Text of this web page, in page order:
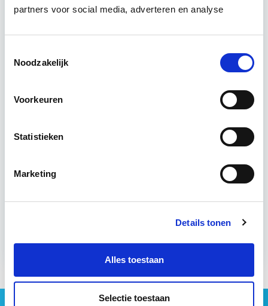
partners voor social media, adverteren en analyse
Noodzakelijk
Voorkeuren
Statistieken
Marketing
Details tonen
Alles toestaan
Selectie toestaan
verbeteren. De belangrijkste trends in vastgoed
15 Lesdagen lesdag(en)
4 - 8 uur per week
do 10 sep 2026 - Utrecht of Online
Meer informatie